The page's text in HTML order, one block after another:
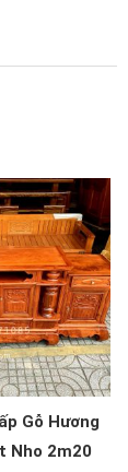
Gỗ Hương
Nho 2m20